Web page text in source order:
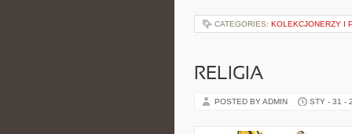
CATEGORIES: KOLEKCJONERZY I
RELIGIA
POSTED BY ADMIN STY - 31 -